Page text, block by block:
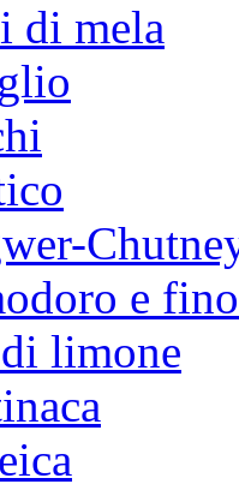
di mela
e
limone